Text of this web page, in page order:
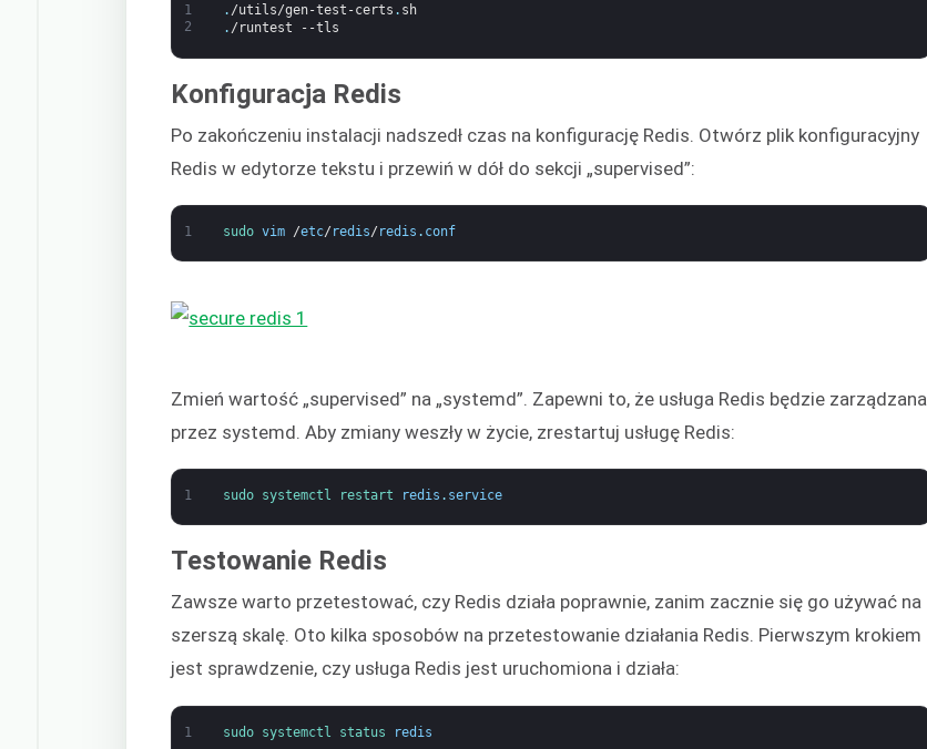
1
2
. /utils/gen-test-certs . sh
. /runtest --tls
Konfiguracja Redis
Po zakończeniu instalacji nadszedł czas na konfigurację Redis. Otwórz plik konfiguracyjny
Redis w edytorze tekstu i przewiń w dół do sekcji „supervised”:
1 sudo vim /etc/ redis/ redis . conf
Zmień wartość „supervised” na „systemd”. Zapewni to, że usługa Redis będzie zarządzana
przez systemd. Aby zmiany weszły w życie, zrestartuj usługę Redis:
1 sudo systemctl restart redis . service
Testowanie Redis
Zawsze warto przetestować, czy Redis działa poprawnie, zanim zacznie się go używać na
szerszą skalę. Oto kilka sposobów na przetestowanie działania Redis. Pierwszym krokiem
jest sprawdzenie, czy usługa Redis jest uruchomiona i działa:
1 sudo systemctl status redis